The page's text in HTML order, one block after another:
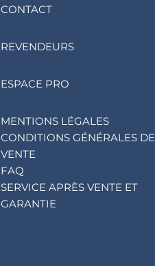
CONTACT
REVENDEURS
ESPACE PRO
MENTIONS LÉGALES
CONDITIONS GÉNÉRALES DE
VENTE
FAQ
SERVICE APRÈS VENTE ET
GARANTIE